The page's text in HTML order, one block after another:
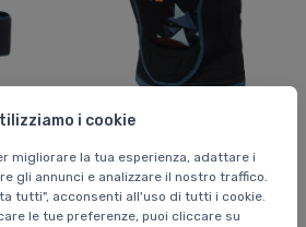
i cookie
migliorare la tua esperienza, adattare i
gli annunci e analizzare il nostro traffico.
tutti", acconsenti all'uso di tutti i cookie.
le tue preferenze, puoi cliccare su
Cairn Proride II D3O®,
paraschiena, junior,
night sky camo
89 EUR